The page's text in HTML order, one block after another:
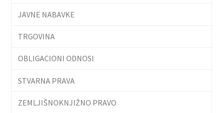
JAVNE NABAVKE
TRGOVINA
OBLIGACIONI ODNOSI
STVARNA PRAVA
ZEMLJIŠNOKNJIŽNO PRAVO